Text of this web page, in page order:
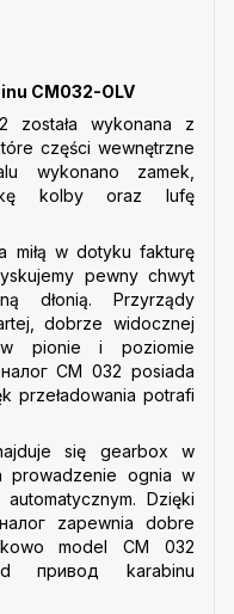
CM032-OLV
została wykonana z
części wewnętrzne
wykonano zamek,
kolby oraz lufę
miłą w dotyku fakturę
pewny chwyt
dłonią. Przyrządy
dobrze widocznej
pionie i poziomie
CM 032 posiada
przeładowania potrafi
się gearbox w
prowadzenie ognia w
Dzięki
zapewnia dobre
model CM 032
привод karabinu